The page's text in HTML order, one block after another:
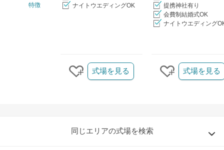
特徴
ナイトウエディングOK
提携神社有り
会費制結婚式OK
ナイトウエディング
クリップする
式場を見る
クリップする
式場を見る
同じエリアの式場を検索